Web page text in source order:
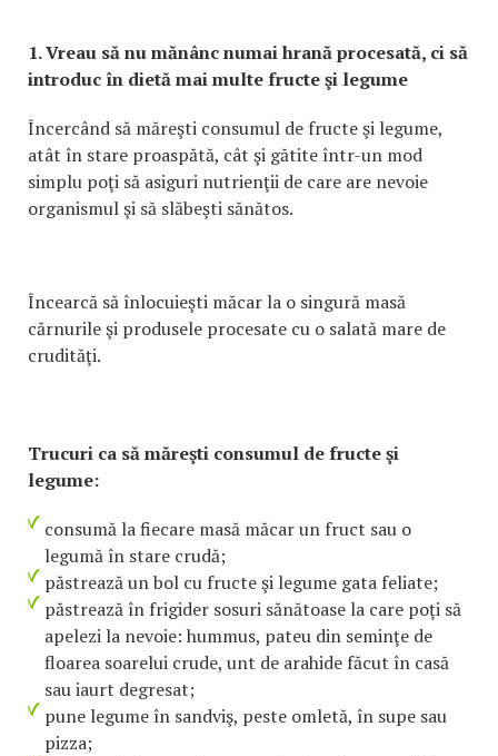
1. Vreau să nu mănânc numai hrană procesată, ci să
introduc în dietă mai multe fructe şi legume
Încercând să măreşti consumul de fructe şi legume,
atât în stare proaspătă, cât şi gătite într-un mod
simplu poţi să asiguri nutrienţii de care are nevoie
organismul şi să slăbeşti sănătos.
Încearcă să înlocuieşti măcar la o singură masă
cărnurile şi produsele procesate cu o salată mare de
crudităţi.
Trucuri ca să măreşti consumul de fructe şi
legume:
consumă la fiecare masă măcar un fruct sau o
legumă în stare crudă;
păstrează un bol cu fructe şi legume gata feliate;
păstrează în frigider sosuri sănătoase la care poţi să
apelezi la nevoie: hummus, pateu din seminţe de
floarea soarelui crude, unt de arahide făcut în casă
sau iaurt degresat;
pune legume în sandviş, peste omletă, în supe sau
pizza;